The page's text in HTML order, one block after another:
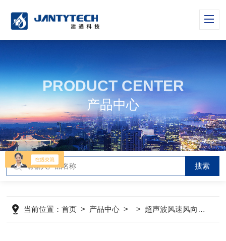
PRODUCT CENTER
产品中心
当前位置：首页 > 产品中心 > > 超声波风速风向传感器